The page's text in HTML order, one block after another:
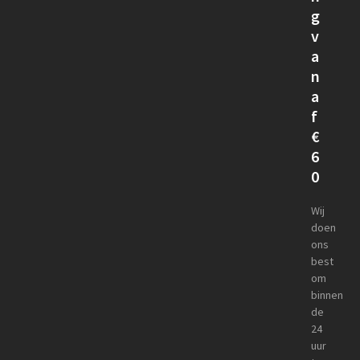
g
v
a
n
a
f
€
6
0
Wij
doen
ons
best
om
binnen
de
24
uur